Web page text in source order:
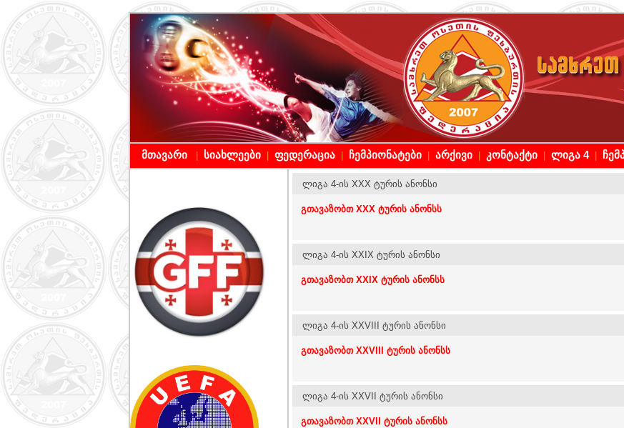
მთავარი სიახლეები ფედერაცია ჩემპიონატები არქივი კონტაქტი ლიგა 4
ლიგა 4-ის XXX ტურის ანონსი
გთავაზობთ XXX ტურის ანონსს
ლიგა 4-ის XXIX ტურის ანონსი
გთავაზობთ XXIX ტურის ანონსს
ლიგა 4-ის XXVIII ტურის ანონსი
გთავაზობთ XXVIII ტურის ანონსს
ლიგა 4-ის XXVII ტურის ანონსი
გთავაზობთ XXVII ტურის ანონსს